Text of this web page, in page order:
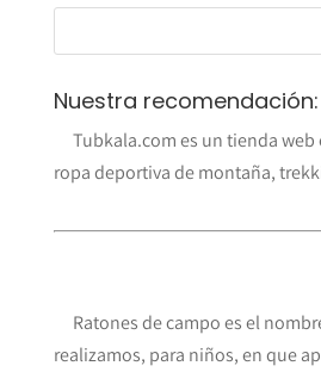
Nuestra recomendación:
Tubkala.com es un tienda web
ropa deportiva de montaña,
Ratones de campo es el
realizamos, para niños, en que